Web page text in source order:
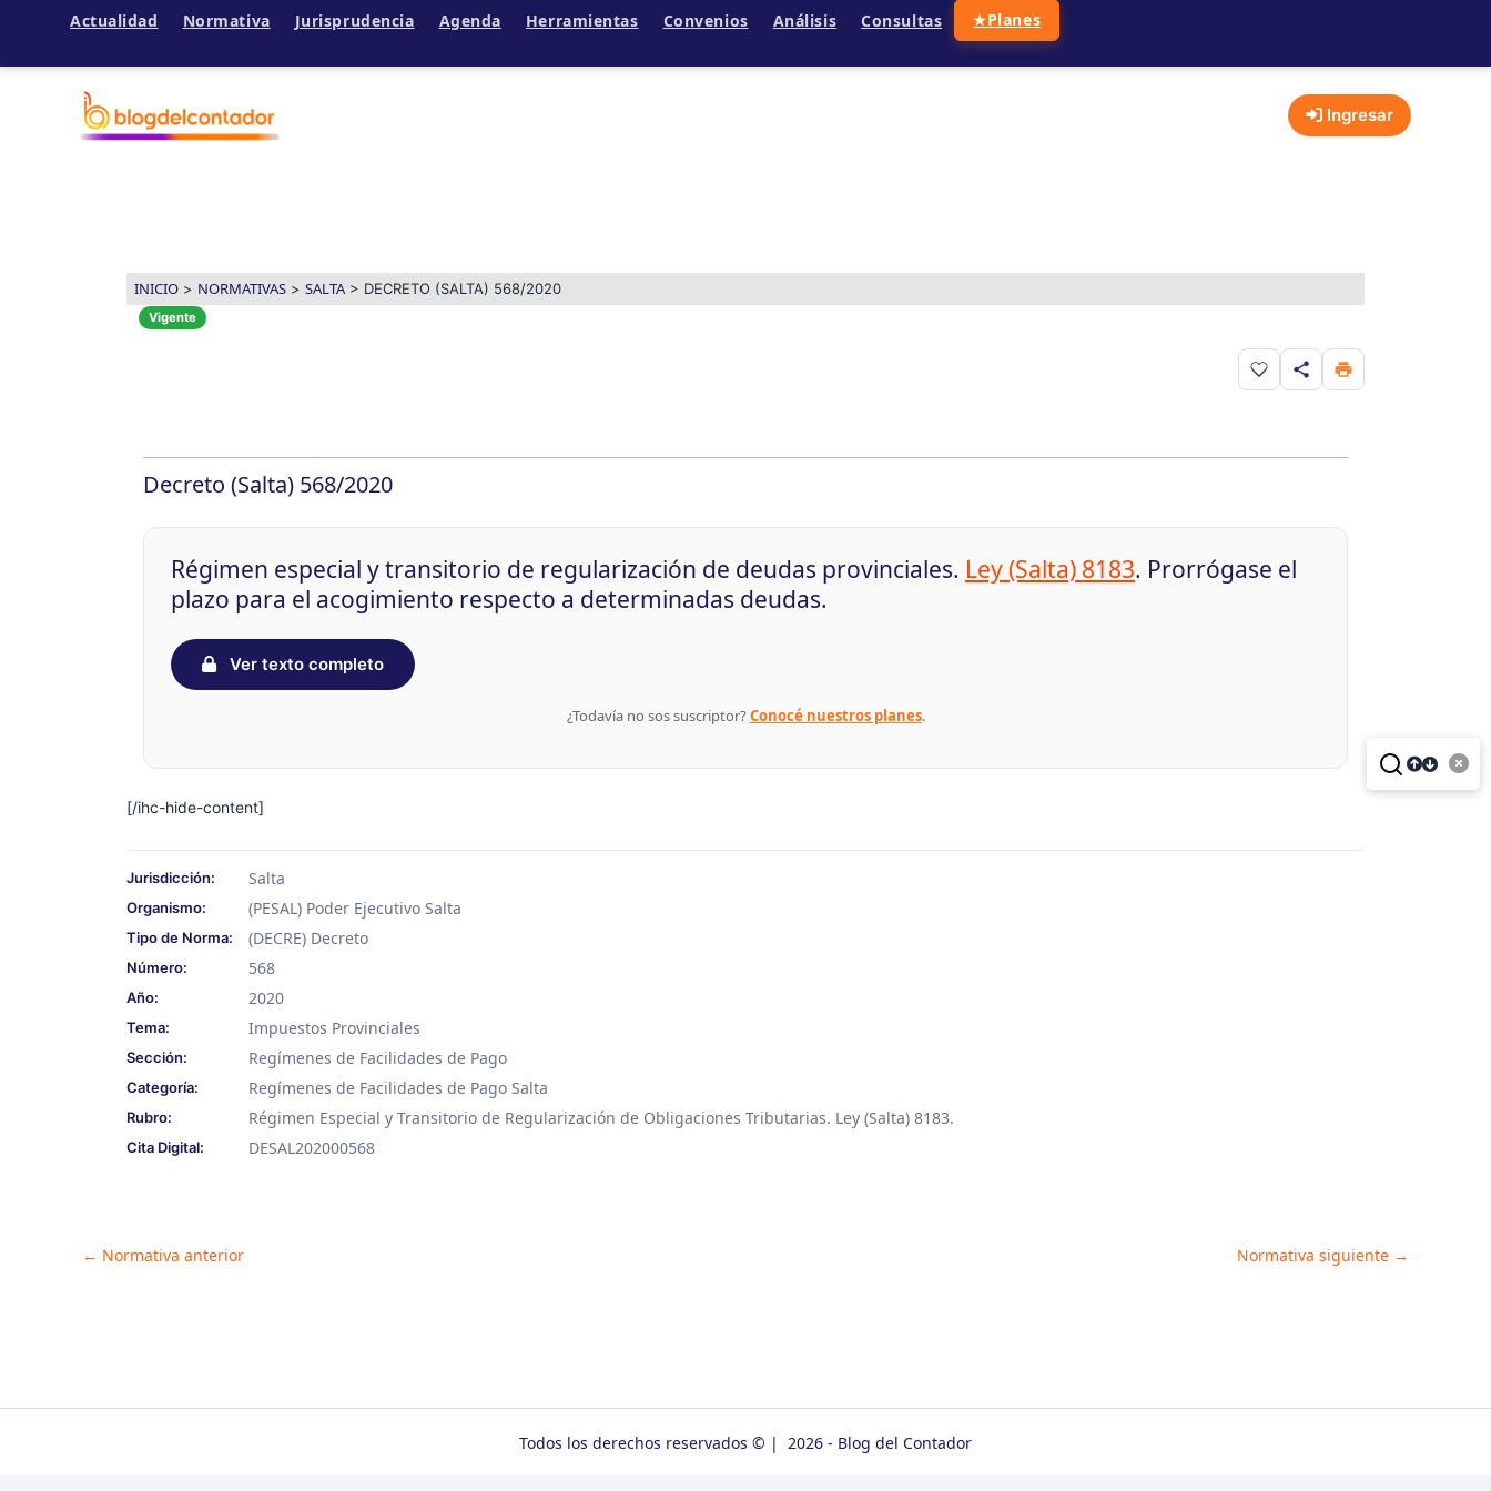
Actualidad Normativa Jurisprudencia Agenda Herramientas Convenios Análisis Consultas ★Planes
Ingresar
INICIO > NORMATIVAS > SALTA> DECRETO (SALTA) 568/2020
Vigente
Guardar en favoritos
Decreto (Salta) 568/2020
Régimen especial y transitorio de regularización de deudas provinciales. Ley (Salta) 8183. Prorrógase el
plazo para el acogimiento respecto a determinadas deudas.
Ver texto completo
¿Todavía no sos suscriptor?Conocé nuestros planes.
[/ihc-hide-content]
Jurisdicción: Salta
Organismo: (PESAL) Poder Ejecutivo Salta
Tipo de Norma: (DECRE) Decreto
Número: 568
Año: 2020
Tema: Impuestos Provinciales
Sección: Regímenes de Facilidades de Pago
Categoría: Regímenes de Facilidades de Pago Salta
Rubro: Régimen Especial y Transitorio de Regularización de Obligaciones Tributarias. Ley (Salta) 8183.
Cita Digital: DESAL202000568
Post
← Normativa anterior Normativa siguiente →
Todos los derechos reservados © | 2026 - Blog del Contador